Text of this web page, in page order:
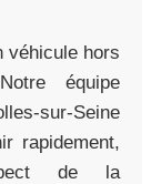
véhicule hors
équipe
sur-Seine
rapidement,
de la